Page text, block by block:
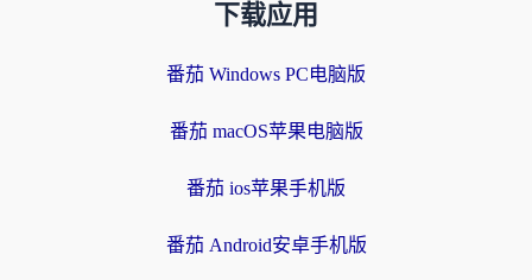
下载应用
番茄 Windows PC电脑版
番茄 macOS苹果电脑版
番茄 ios苹果手机版
番茄 Android安卓手机版